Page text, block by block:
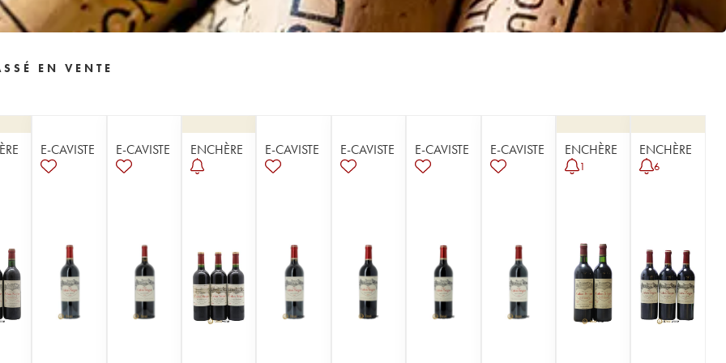
EN VENTE
E-CAVISTE E-CAVISTE ENCHÈRE E-CAVISTE E-CAVISTE E-CAVISTE E-CAVISTE ENCHÈRE
1
ENCHÈRE
6